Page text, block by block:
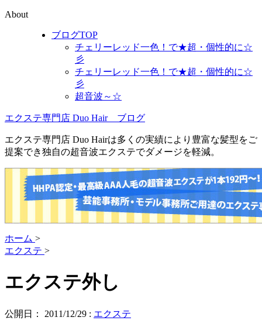
About
ブログTOP
チェリーレッド一色！で★超・個性的に☆
彡
チェリーレッド一色！で★超・個性的に☆
彡
超音波～☆
エクステ専門店 Duo Hair ブログ
エクステ専門店 Duo Hairは多くの実績により豊富な髪型をご
提案でき独自の超音波エクステでダメージを軽減。
ホーム >
エクステ >
エクステ外し
公開日： 2011/12/29 : エクステ